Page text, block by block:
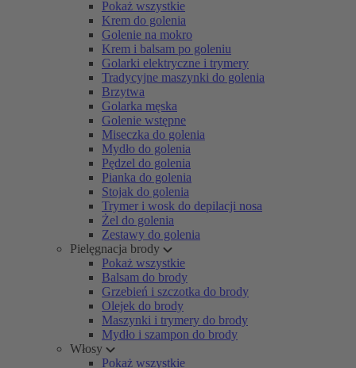
Pokaż wszystkie
Krem do golenia
Golenie na mokro
Krem i balsam po goleniu
Golarki elektryczne i trymery
Tradycyjne maszynki do golenia
Brzytwa
Golarka męska
Golenie wstępne
Miseczka do golenia
Mydło do golenia
Pędzel do golenia
Pianka do golenia
Stojak do golenia
Trymer i wosk do depilacji nosa
Żel do golenia
Zestawy do golenia
Pielęgnacja brody
Pokaż wszystkie
Balsam do brody
Grzebień i szczotka do brody
Olejek do brody
Maszynki i trymery do brody
Mydło i szampon do brody
Włosy
Pokaż wszystkie